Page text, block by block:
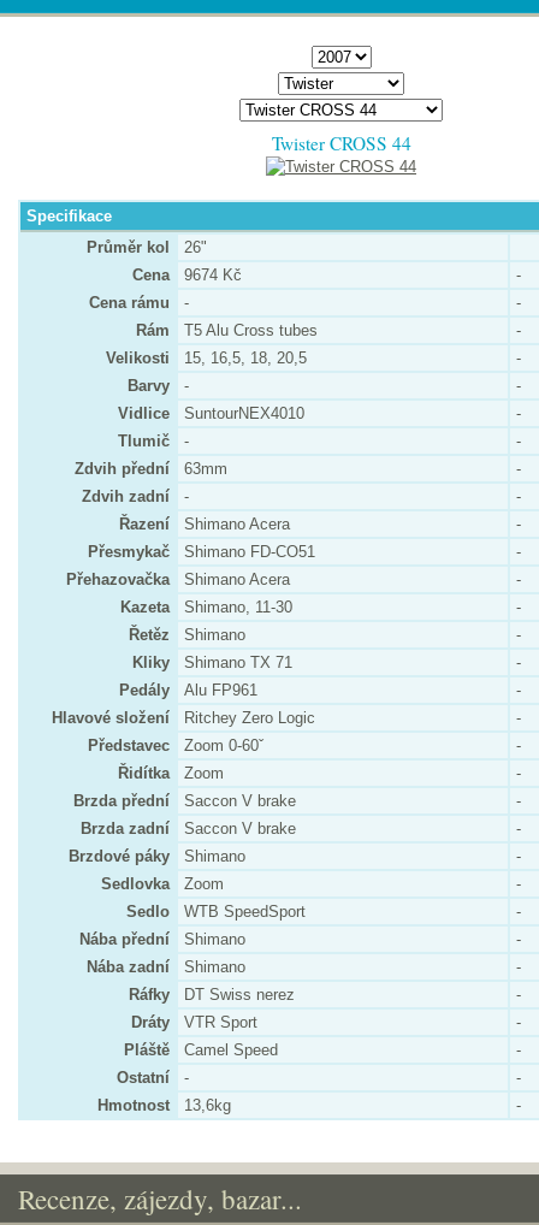
Twister CROSS 44
Specifikace
Průměr kol
26"
Cena
9674 Kč
-
Cena rámu
-
-
Rám
T5 Alu Cross tubes
-
Velikosti
15, 16,5, 18, 20,5
-
Barvy
-
-
Vidlice
SuntourNEX4010
-
Tlumič
-
-
Zdvih přední
63mm
-
Zdvih zadní
-
-
Řazení
Shimano Acera
-
Přesmykač
Shimano FD-CO51
-
Přehazovačka
Shimano Acera
-
Kazeta
Shimano, 11-30
-
Řetěz
Shimano
-
Kliky
Shimano TX 71
-
Pedály
Alu FP961
-
Hlavové složení
Ritchey Zero Logic
-
Představec
Zoom 0-60ˇ
-
Řidítka
Zoom
-
Brzda přední
Saccon V brake
-
Brzda zadní
Saccon V brake
-
Brzdové páky
Shimano
-
Sedlovka
Zoom
-
Sedlo
WTB SpeedSport
-
Nába přední
Shimano
-
Nába zadní
Shimano
-
Ráfky
DT Swiss nerez
-
Dráty
VTR Sport
-
Pláště
Camel Speed
-
Ostatní
-
-
Hmotnost
13,6kg -
Recenze, zájezdy, bazar...